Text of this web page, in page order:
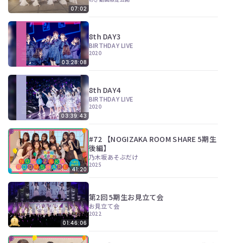
07:02
03:28:08
8th DAY3
BIRTHDAY LIVE
2020
03:39:43
8th DAY4
BIRTHDAY LIVE
2020
41:20
#72 【NOGIZAKA ROOM SHARE 5期生
後編】
乃木坂あそぶだけ
2025
01:46:06
第2回 5期生お見立て会
お見立て会
2022